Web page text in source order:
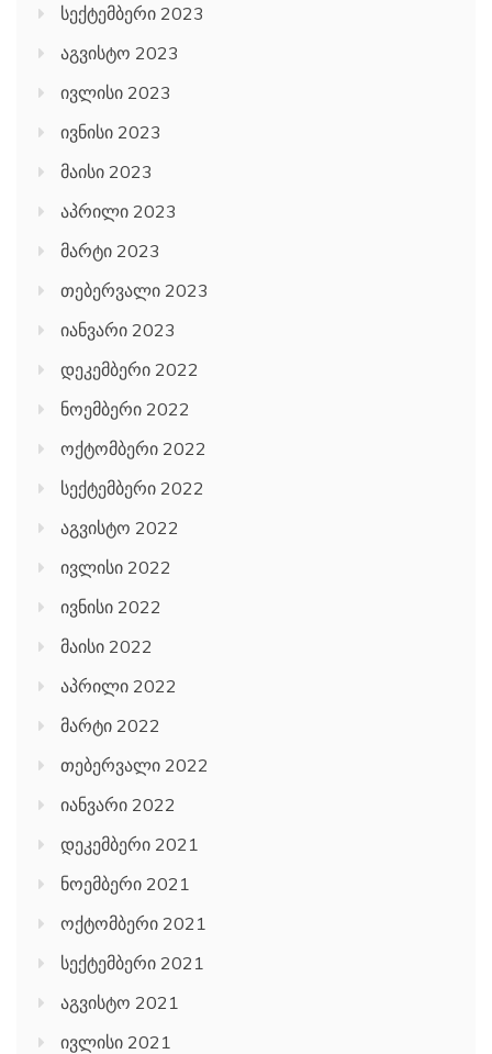
სექტემბერი 2023
აგვისტო 2023
ივლისი 2023
ივნისი 2023
მაისი 2023
აპრილი 2023
მარტი 2023
თებერვალი 2023
იანვარი 2023
დეკემბერი 2022
ნოემბერი 2022
ოქტომბერი 2022
სექტემბერი 2022
აგვისტო 2022
ივლისი 2022
ივნისი 2022
მაისი 2022
აპრილი 2022
მარტი 2022
თებერვალი 2022
იანვარი 2022
დეკემბერი 2021
ნოემბერი 2021
ოქტომბერი 2021
სექტემბერი 2021
აგვისტო 2021
ივლისი 2021